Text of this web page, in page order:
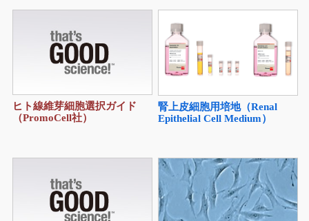
ヒト線維芽細胞選択ガイド
（PromoCell社）
腎上皮細胞用培地（Renal
Epithelial Cell Medium）